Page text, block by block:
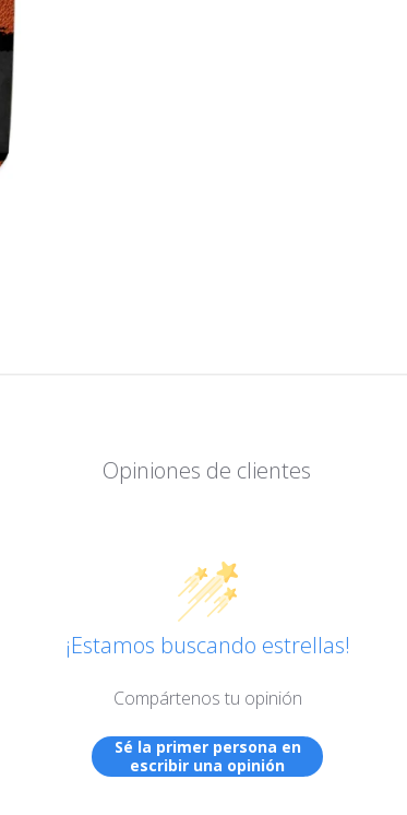
Opiniones de clientes
¡Estamos buscando estrellas!
Compártenos tu opinión
Sé la primer persona en
escribir una opinión